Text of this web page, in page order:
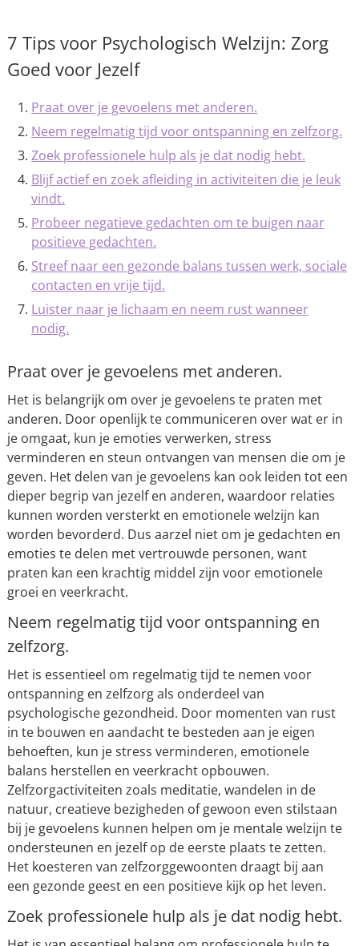
7 Tips voor Psychologisch Welzijn: Zorg
Goed voor Jezelf
Praat over je gevoelens met anderen.
Neem regelmatig tijd voor ontspanning en zelfzorg.
Zoek professionele hulp als je dat nodig hebt.
Blijf actief en zoek afleiding in activiteiten die je leuk
vindt.
Probeer negatieve gedachten om te buigen naar
positieve gedachten.
Streef naar een gezonde balans tussen werk, sociale
contacten en vrije tijd.
Luister naar je lichaam en neem rust wanneer
nodig.
Praat over je gevoelens met anderen.
Het is belangrijk om over je gevoelens te praten met
anderen. Door openlijk te communiceren over wat er in
je omgaat, kun je emoties verwerken, stress
verminderen en steun ontvangen van mensen die om je
geven. Het delen van je gevoelens kan ook leiden tot een
dieper begrip van jezelf en anderen, waardoor relaties
kunnen worden versterkt en emotionele welzijn kan
worden bevorderd. Dus aarzel niet om je gedachten en
emoties te delen met vertrouwde personen, want
praten kan een krachtig middel zijn voor emotionele
groei en veerkracht.
Neem regelmatig tijd voor ontspanning en
zelfzorg.
Het is essentieel om regelmatig tijd te nemen voor
ontspanning en zelfzorg als onderdeel van
psychologische gezondheid. Door momenten van rust
in te bouwen en aandacht te besteden aan je eigen
behoeften, kun je stress verminderen, emotionele
balans herstellen en veerkracht opbouwen.
Zelfzorgactiviteiten zoals meditatie, wandelen in de
natuur, creatieve bezigheden of gewoon even stilstaan
bij je gevoelens kunnen helpen om je mentale welzijn te
ondersteunen en jezelf op de eerste plaats te zetten.
Het koesteren van zelfzorggewoonten draagt bij aan
een gezonde geest en een positieve kijk op het leven.
Zoek professionele hulp als je dat nodig hebt.